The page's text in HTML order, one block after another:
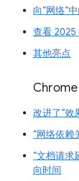
向“网络”
查看 2025
其他亮点
Chrome
改进了“效
“网络依赖
“文档请求
向时间